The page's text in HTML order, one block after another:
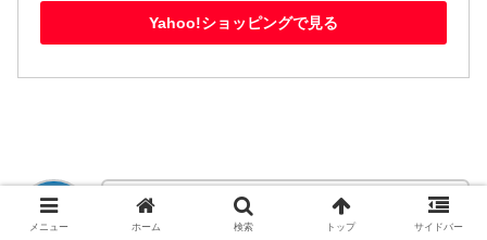
Yahoo!ショッピングで見る
上記３点が実際に筆者が使用している厳選し
メニュー ホーム 検索 トップ サイドバー